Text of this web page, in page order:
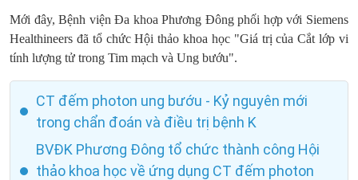
Mới đây, Bệnh viện Đa khoa Phương Đông phối hợp với Siemens
Healthineers đã tổ chức Hội thảo khoa học "Giá trị của Cắt lớp vi
tính lượng tử trong Tim mạch và Ung bướu".
CT đếm photon ung bướu - Kỷ nguyên mới
trong chẩn đoán và điều trị bệnh K
BVĐK Phương Đông tổ chức thành công Hội
thảo khoa học về ứng dụng CT đếm photon